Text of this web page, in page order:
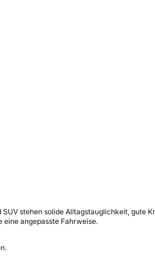
stehen solide Alltagstauglichkeit,
angepasste Fahrweise.